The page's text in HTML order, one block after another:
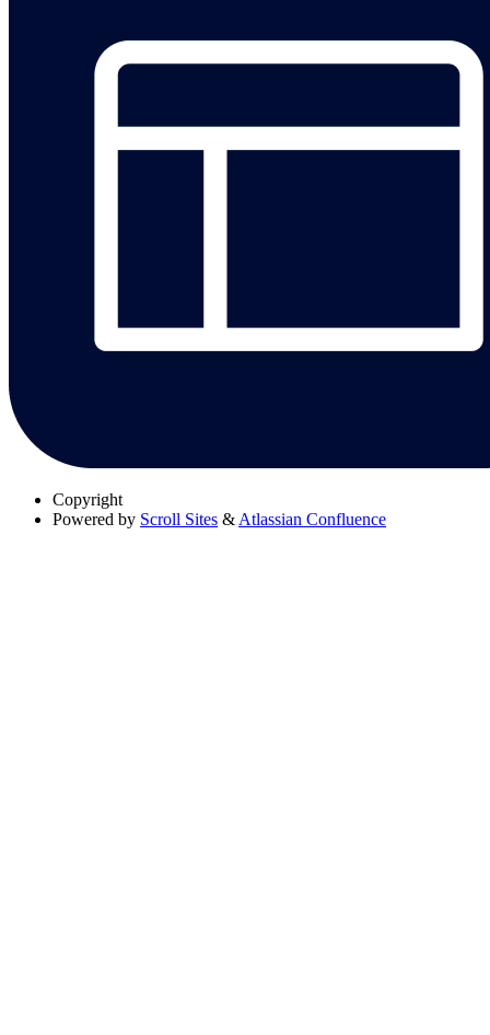
Copyright
Powered by Scroll Sites & Atlassian Confluence